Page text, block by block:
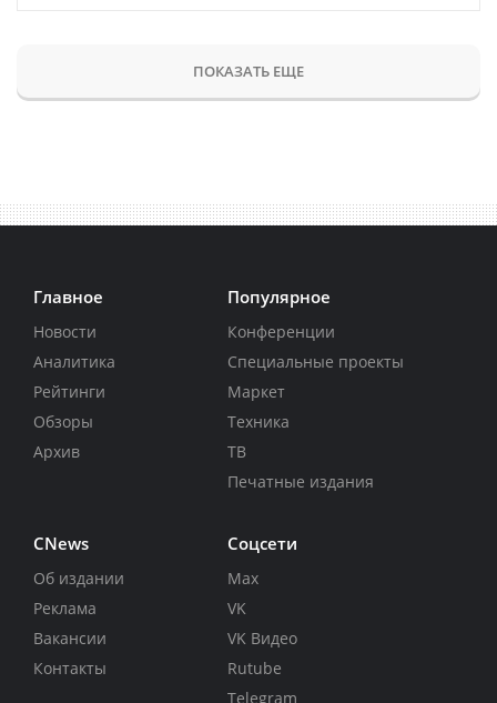
ПОКАЗАТЬ ЕЩЕ
Главное
Новости
Аналитика
Рейтинги
Обзоры
Архив
Популярное
Конференции
Специальные проекты
Маркет
Техника
ТВ
Печатные издания
CNews
Об издании
Реклама
Вакансии
Контакты
Соцсети
Max
VK
VK Видео
Rutube
Telegram